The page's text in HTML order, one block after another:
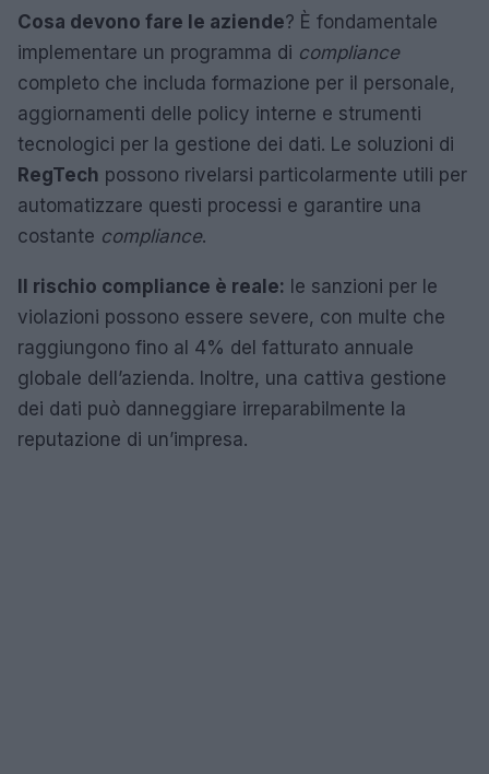
Cosa devono fare le aziende? È fondamentale
implementare un programma di compliance
completo che includa formazione per il personale,
aggiornamenti delle policy interne e strumenti
tecnologici per la gestione dei dati. Le soluzioni di
RegTech possono rivelarsi particolarmente utili per
automatizzare questi processi e garantire una
costante compliance.
Il rischio compliance è reale: le sanzioni per le
violazioni possono essere severe, con multe che
raggiungono fino al 4% del fatturato annuale
globale dell’azienda. Inoltre, una cattiva gestione
dei dati può danneggiare irreparabilmente la
reputazione di un’impresa.